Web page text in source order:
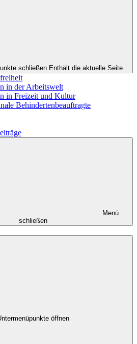
schließen Enthält die aktuelle Seite
in der Arbeitswelt
in Freizeit und Kultur
Behindertenbeauftragte
Menü
schließen
öffnen